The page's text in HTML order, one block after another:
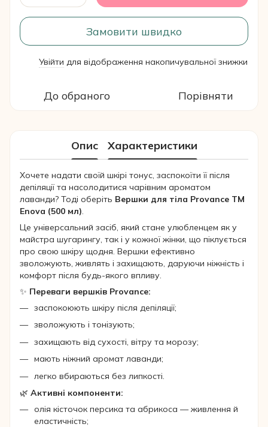
Замовити швидко
Увійти для відображення накопичувальної знижки
До обраного Порівняти
Опис Характеристики
Хочете надати своїй шкірі тонус, заспокоїти її після
депіляції та насолодитися чарівним ароматом
лаванди? Тоді оберіть Вершки для тіла Provance TM
Enova (500 мл).
Це універсальний засіб, який стане улюбленцем як у
майстра шугарингу, так і у кожної жінки, що піклується
про свою шкіру щодня. Вершки ефективно
зволожують, живлять і захищають, даруючи ніжність і
комфорт після будь-якого впливу.
✨ Переваги вершків Provance:
заспокоюють шкіру після депіляції;
зволожують і тонізують;
захищають від сухості, вітру та морозу;
мають ніжний аромат лаванди;
легко вбираються без липкості.
🌿 Активні компоненти:
олія кісточок персика та абрикоса — живлення й
еластичність;